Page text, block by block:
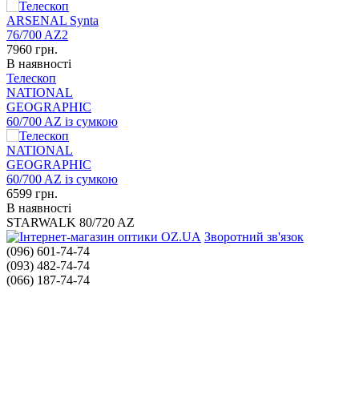
7960 грн.
В наявності
Телескоп
NATIONAL
GEOGRAPHIC
60/700 AZ із сумкою
6599 грн.
В наявності
STARWALK 80/720 AZ
Зворотний зв'язок
(096) 601-74-74
(093) 482-74-74
(066) 187-74-74